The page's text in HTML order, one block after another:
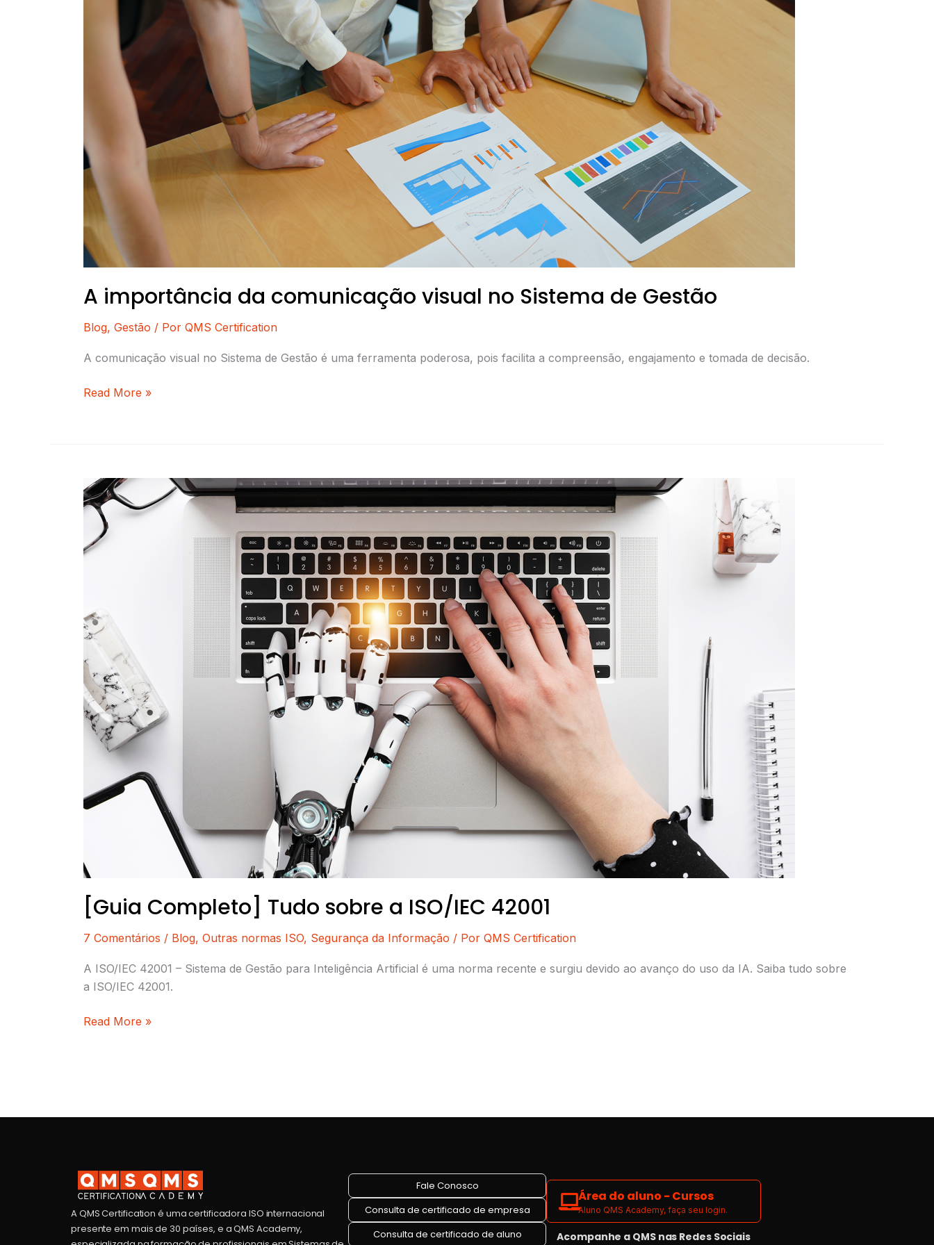
A importância da comunicação visual no Sistema de Gestão
Blog, Gestão / Por QMS Certification
A comunicação visual no Sistema de Gestão é uma ferramenta poderosa, pois facilita a compreensão, engajamento e tomada de decisão.
Gestão
Read More »
[Guia Completo] Tudo sobre a ISO/IEC 42001
7 Comentários / Blog, Outras normas ISO, Segurança da Informação / Por QMS Certification
A ISO/IEC 42001 – Sistema de Gestão para Inteligência Artificial é uma norma recente e surgiu devido ao avanço do uso da IA. Saiba tudo sobre
a ISO/IEC 42001.
[Guia
Completo]
Tudo
sobre
a
Read More »
A QMS Certification é uma certificadora ISO internacional
presente em mais de 30 países, e a QMS Academy,
Fale Conosco
Consulta de certificado de empresa
Consulta de certificado de aluno
Área do aluno - Cursos
Aluno QMS Academy, faça seu login.
Acompanhe a QMS nas Redes Sociais